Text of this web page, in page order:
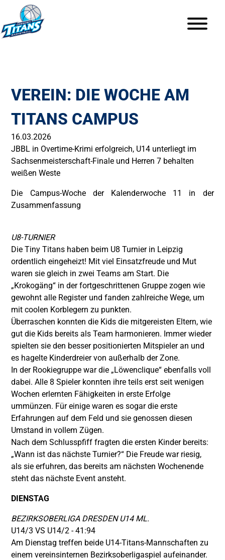
VEREIN: DIE WOCHE AM
TITANS CAMPUS
16.03.2026
JBBL in Overtime-Krimi erfolgreich, U14 unterliegt im
Sachsenmeisterschaft-Finale und Herren 7 behalten
weißen Weste
Die Campus-Woche der Kalenderwoche 11 in der
Zusammenfassung
U8-TURNIER
Die Tiny Titans haben beim U8 Turnier in Leipzig
ordentlich eingeheizt! Mit viel Einsatzfreude und Mut
waren sie gleich in zwei Teams am Start. Die
„Krokogäng“ in der fortgeschrittenen Gruppe zogen wie
gewohnt alle Register und fanden zahlreiche Wege, um
mit coolen Korblegern zu punkten.
Überraschen konnten die Kids die mitgereisten Eltern, wie
gut die Kids bereits als Team harmonieren. Immer wieder
spielten sie den besser positionierten Mitspieler an und
es hagelte Kinderdreier von außerhalb der Zone.
In der Rookiegruppe war die „Löwenclique“ ebenfalls voll
dabei. Alle 8 Spieler konnten ihre teils erst seit wenigen
Wochen erlernten Fähigkeiten in erste Erfolge
ummünzen. Für einige waren es sogar die erste
Erfahrungen auf dem Feld und sie genossen diesen
Umstand in vollem Zügen.
Nach dem Schlusspfiff fragten die ersten Kinder bereits:
„Wann ist das nächste Turnier?“ Die Freude war riesig,
als sie erfuhren, das bereits am nächsten Wochenende
steht das nächste Event ansteht.
DIENSTAG
BEZIRKSOBERLIGA DRESDEN U14 ML.
U14/3 VS U14/2 - 41:94
Am Dienstag treffen beide U14-Titans-Mannschaften zu
einem vereinsinternen Bezirksoberligaspiel aufeinander.